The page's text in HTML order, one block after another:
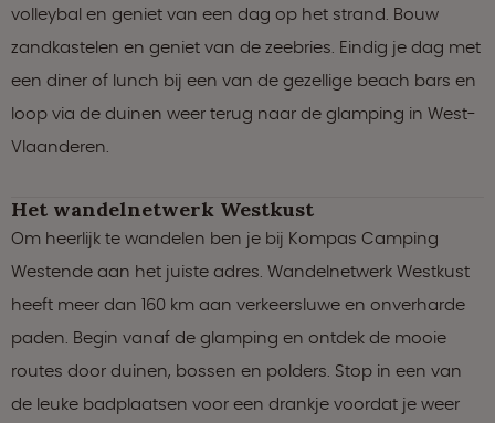
volleybal en geniet van een dag op het strand. Bouw
zandkastelen en geniet van de zeebries. Eindig je dag met
een diner of lunch bij een van de gezellige beach bars en
loop via de duinen weer terug naar de glamping in West-
Vlaanderen.
Het wandelnetwerk Westkust
Om heerlijk te wandelen ben je bij Kompas Camping
Westende aan het juiste adres. Wandelnetwerk Westkust
heeft meer dan 160 km aan verkeersluwe en onverharde
paden. Begin vanaf de glamping en ontdek de mooie
routes door duinen, bossen en polders. Stop in een van
de leuke badplaatsen voor een drankje voordat je weer